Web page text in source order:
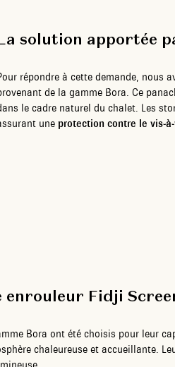
solution apportée
répondre à cette demande, nous
de la gamme Bora. Ce
le cadre naturel du chalet. Les
une protection contre le vis-
enrouleur Fidji
Bora ont été choisis pour leur
chaleureuse et accueillante.